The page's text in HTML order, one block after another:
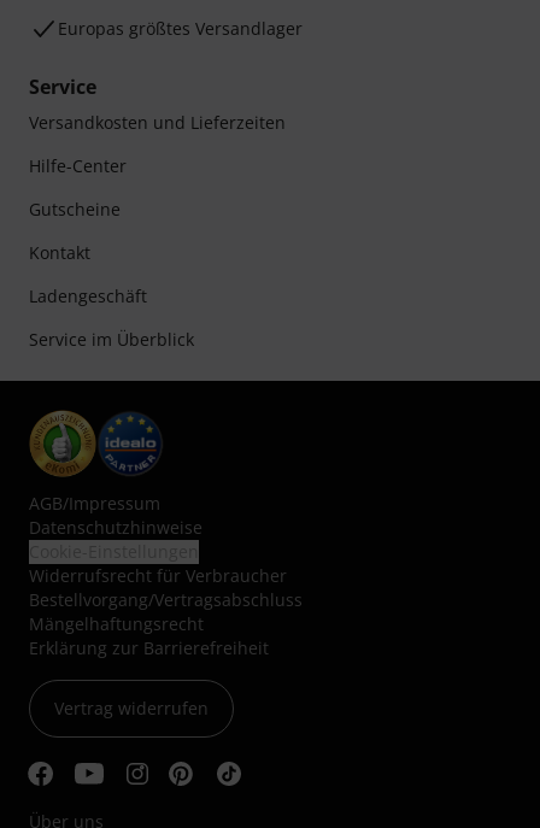
Europas größtes Versandlager
Service
Versandkosten und Lieferzeiten
Hilfe-Center
Gutscheine
Kontakt
Ladengeschäft
Service im Überblick
AGB/Impressum
Datenschutzhinweise
Widerrufsrecht für Verbraucher
Bestellvorgang/Vertragsabschluss
Mängelhaftungsrecht
Erklärung zur Barrierefreiheit
Vertrag widerrufen
Über uns